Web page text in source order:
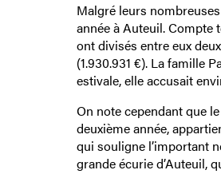
Malgré leurs
année à Auteuil. Compte
ont divisés entre eux
(1.930.931 €). La famille
estivale, elle accusait
On note cependant que
deuxième année,
qui souligne l’important
grande écurie d’Auteuil,